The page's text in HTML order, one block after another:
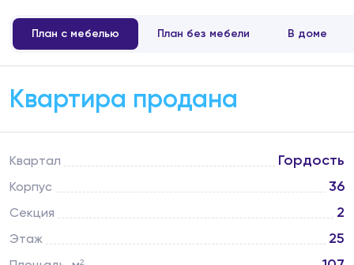
План с мебелью План без мебели В доме
Квартал Гордость
Корпус 36
Секция 2
Этаж 25
Квартира продана